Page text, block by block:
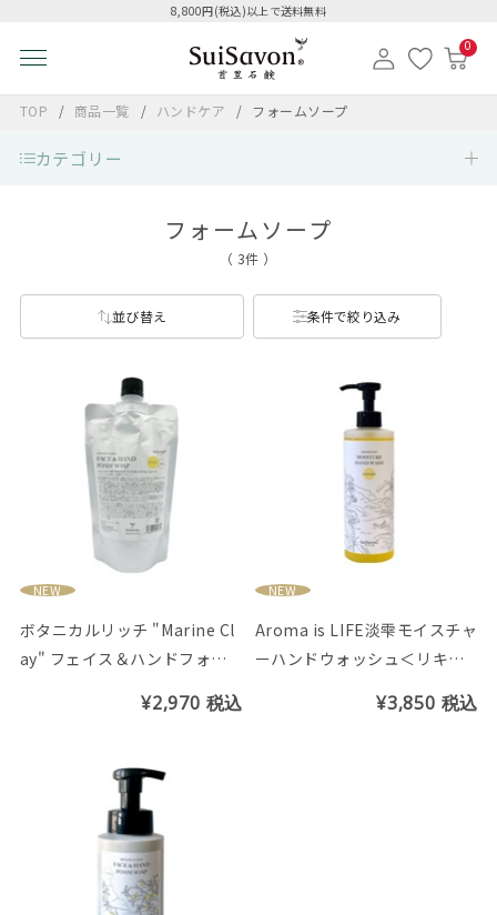
8,800円(税込)以上で送料無料
0
TOP 商品一覧 ハンドケア フォームソープ
カテゴリー
フォームソープ
（ 3件 ）
並び替え 条件で絞り込み
NEW
ボタニカルリッチ "Marine Cl
ay" フェイス＆ハンドフォー
¥2,970 税込
NEW
Aroma is LIFE淡雫モイスチャ
ーハンドウォッシュ＜リキッ
¥3,850 税込